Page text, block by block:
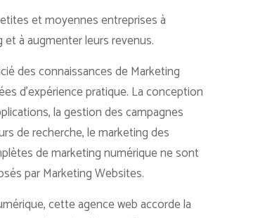
et moyennes entreprises à
à augmenter leurs revenus.
des connaissances de Marketing
d’expérience pratique. La conception
la gestion des campagnes
de recherche, le marketing des
de marketing numérique ne sont
par Marketing Websites.
cette agence web accorde la